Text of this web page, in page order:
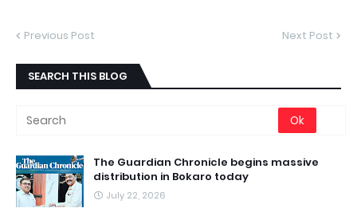
Previous Post Next Post
SEARCH THIS BLOG
The Guardian Chronicle begins massive
distribution in Bokaro today
July 22, 2026